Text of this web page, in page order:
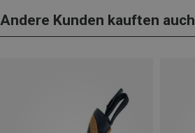
Andere Kunden kauften auch